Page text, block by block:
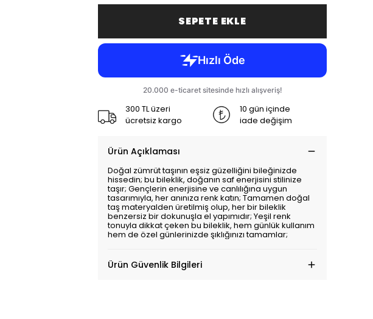
SEPETE EKLE
300 TL üzeri
ücretsiz kargo
10 gün içinde
iade değişim
Ürün Açıklaması
Doğal zümrüt taşının eşsiz güzelliğini bileğinizde
hissedin; bu bileklik, doğanın saf enerjisini stilinize
taşır; Gençlerin enerjisine ve canlılığına uygun
tasarımıyla, her anınıza renk katın; Tamamen doğal
taş materyalden üretilmiş olup, her bir bileklik
benzersiz bir dokunuşla el yapımıdır; Yeşil renk
tonuyla dikkat çeken bu bileklik, hem günlük kullanım
hem de özel günlerinizde şıklığınızı tamamlar;
Ürün Güvenlik Bilgileri